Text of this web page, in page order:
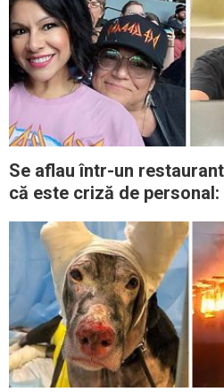
Se aflau într-un
că este criză de